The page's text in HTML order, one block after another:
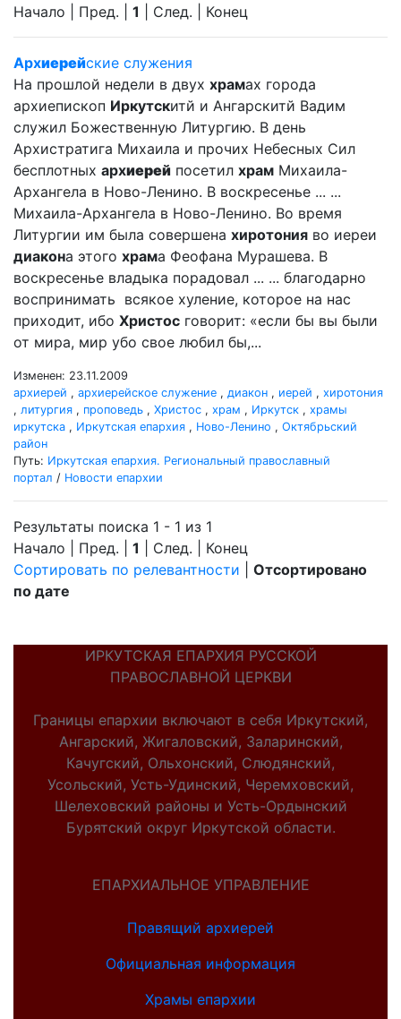
Начало | Пред. | 1 | След. | Конец
Архиерейские служения
На прошлой недели в двух храмах города
архиепископ Иркутскитй и Ангарскитй Вадим
служил Божественную Литургию. В день
Архистратига Михаила и прочих Небесных Сил
бесплотных архиерей посетил храм Михаила-
Архангела в Ново-Ленино. В воскресенье ... ...
Михаила-Архангела в Ново-Ленино. Во время
Литургии им была совершена хиротония во иереи
диакона этого храма Феофана Мурашева. В
воскресенье владыка порадовал ... ... благодарно
воспринимать всякое хуление, которое на нас
приходит, ибо Христос говорит: «если бы вы были
от мира, мир убо свое любил бы,...
Изменен: 23.11.2009
архиерей , архиерейское служение , диакон , иерей , хиротония
, литургия , проповедь , Христос , храм , Иркутск , храмы
иркутска , Иркутская епархия , Ново-Ленино , Октябрьский
район
Путь: Иркутская епархия. Региональный православный
портал / Новости епархии
Результаты поиска 1 - 1 из 1
Начало | Пред. | 1 | След. | Конец
Сортировать по релевантности
Отсортировано
по дате
ИРКУТСКАЯ ЕПАРХИЯ РУССКОЙ
ПРАВОСЛАВНОЙ ЦЕРКВИ
Границы епархии включают в себя Иркутский,
Ангарский, Жигаловский, Заларинский,
Качугский, Ольхонский, Слюдянский,
Усольский, Усть-Удинский, Черемховский,
Шелеховский районы и Усть-Ордынский
Бурятский округ Иркутской области.
ЕПАРХИАЛЬНОЕ УПРАВЛЕНИЕ
Правящий архиерей
Официальная информация
Храмы епархии